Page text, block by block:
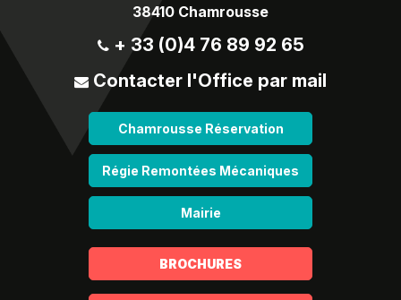
38410 Chamrousse
+ 33 (0)4 76 89 92 65
Contacter l'Office par mail
Chamrousse Réservation
Régie Remontées Mécaniques
Mairie
BROCHURES